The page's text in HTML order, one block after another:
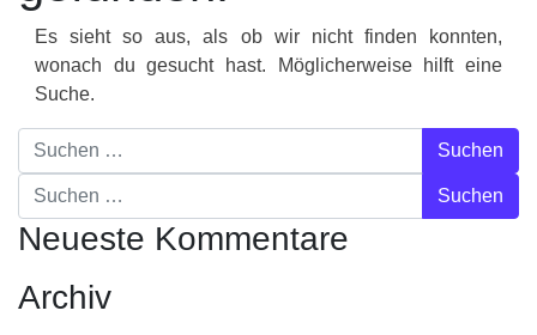
Es sieht so aus, als ob wir nicht finden konnten,
wonach du gesucht hast. Möglicherweise hilft eine
Suche.
Suche nach:
Suche nach:
Neueste Kommentare
Archiv